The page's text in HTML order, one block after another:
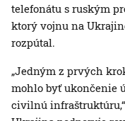
telefonátu s ruským
ktorý vojnu na
rozpútal.
„Jedným z prvých
mohlo byť ukončenie
civilnú